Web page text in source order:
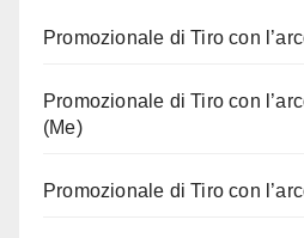
Promozionale di Tiro con
Promozionale di Tiro con
(Me)
Promozionale di Tiro con